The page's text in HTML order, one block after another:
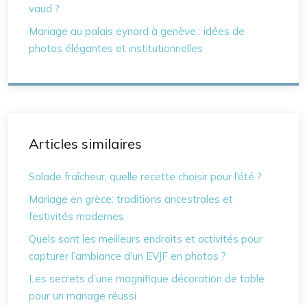
vaud ?
Mariage au palais eynard à genève : idées de
photos élégantes et institutionnelles
Articles similaires
Salade fraîcheur, quelle recette choisir pour l’été ?
Mariage en grèce: traditions ancestrales et
festivités modernes
Quels sont les meilleurs endroits et activités pour
capturer l’ambiance d’un EVJF en photos ?
Les secrets d’une magnifique décoration de table
pour un mariage réussi